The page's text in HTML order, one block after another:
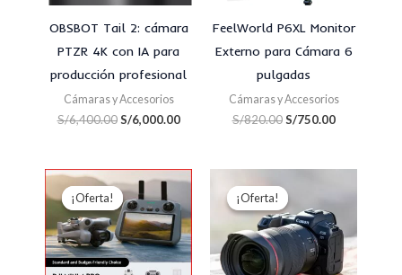
OBSBOT Tail 2: cámara
PTZR 4K con IA para
producción profesional
Cámaras y Accesorios
S/6,400.00 S/6,000.00
FeelWorld P6XL Monitor
Externo para Cámara 6
pulgadas
Cámaras y Accesorios
S/820.00 S/750.00
¡Oferta!
¡Oferta!
Rango
precios:
desde
S/3,900.00
hasta
S/5,600.00
¡Oferta!
¡Oferta!
precio
original
era:
S/16,000.00.S/